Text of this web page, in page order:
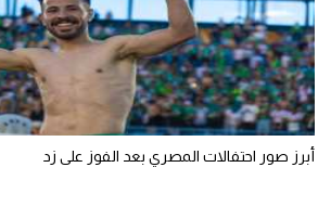
أبرز صور احتفالات المصري بعد الفوز على زد